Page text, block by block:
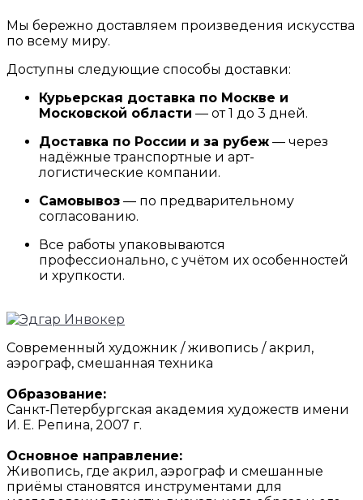
Мы бережно доставляем произведения искусства
по всему миру.
Доступны следующие способы доставки:
Курьерская доставка по Москве и
Московской области — от 1 до 3 дней.
Доставка по России и за рубеж — через
надёжные транспортные и арт-
логистические компании.
Самовывоз — по предварительному
согласованию.
Все работы упаковываются
профессионально, с учётом их особенностей
и хрупкости.
Современный художник / живопись / акрил,
аэрограф, смешанная техника
Образование:
Санкт‑Петербургская академия художеств имени
И. Е. Репина, 2007 г.
Основное направление:
Живопись, где акрил, аэрограф и смешанные
приёмы становятся инструментами для